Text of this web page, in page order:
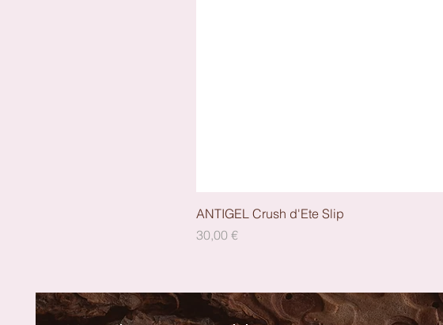
ANTIGEL Crush d'Ete Slip
Preis
30,00 €